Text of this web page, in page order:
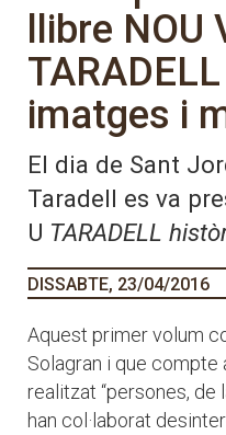
llibre NOU
imatges i
El dia de Sant
Taradell es va
U TARADELL
DISSABTE, 23/04/2016
Aquest primer volum
Solagran i que compte
realitzat “persones, de
han col·laborat